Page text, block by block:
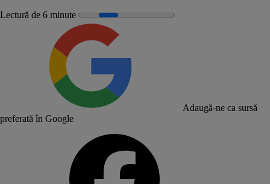
Lectură de 6 minute
Adaugă-ne ca sursă
preferată în Google